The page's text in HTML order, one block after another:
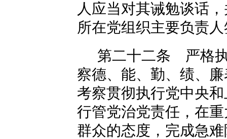
人应当对其诫勉谈话
所在党组织主要负责
第二十二条 严格
察德、能、勤、绩、
考察贯彻执行党中央
行管党治党责任，在
群众的态度，完成急